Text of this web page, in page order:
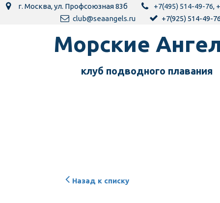
г. Москва,ул. Профсоюзная 83б +7(495) 514-49-76,
club@seaangels.ru
+7(925) 514-49-
Морск­­­­­­ие
клуб подводного пла­­вания
Назад к списку